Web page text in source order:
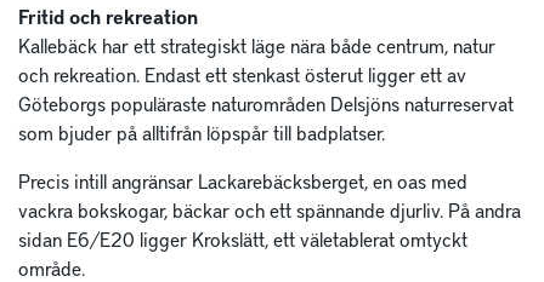
Fritid och rekreation
Kallebäck har ett strategiskt läge nära både centrum, natur
och rekreation. Endast ett stenkast österut ligger ett av
Göteborgs populäraste naturområden Delsjöns naturreservat
som bjuder på alltifrån löpspår till badplatser.
Precis intill angränsar Lackarebäcksberget, en oas med
vackra bokskogar, bäckar och ett spännande djurliv. På andra
sidan E6/E20 ligger Krokslätt, ett väletablerat omtyckt
område.